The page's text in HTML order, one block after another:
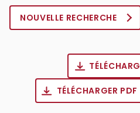
NOUVELLE RECHERCHE
TÉLÉCHARGER